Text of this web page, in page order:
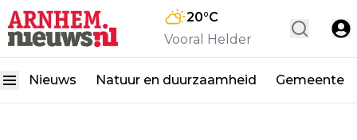
20°C
Vooral Helder
Nieuws Natuur en duurzaamheid Gemeente